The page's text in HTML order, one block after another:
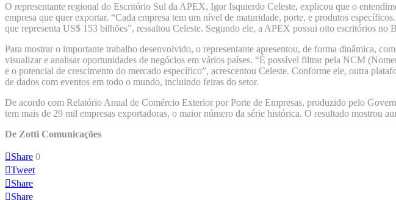
O representante regional do Escritório Sul da APEX, Igor Isquierdo Celeste, explicou que o
empresa que quer exportar. “Cada empresa tem um nível de maturidade, porte, e produtos
que representa US$ 153 bilhões”, ressaltou Celeste. Segundo ele, a APEX possui oito escritórios
Para mostrar o importante trabalho desenvolvido, o representante apresentou, de forma dinâmica,
visualizar e analisar oportunidades de negócios em vários países. “É possível filtrar pela NCM
e o potencial de crescimento do mercado específico”, acrescentou Celeste. Conforme ele, outra
de dados com eventos em todo o mundo, incluindo feiras do setor.
De acordo com Relatório Anual de Comércio Exterior por Porte de Empresas, produzido pelo
tem mais de 29 mil empresas exportadoras, o maior número da série histórica. O resultado mostrou
De Zotti Comunicações
Share 0
Tweet
Share
Share